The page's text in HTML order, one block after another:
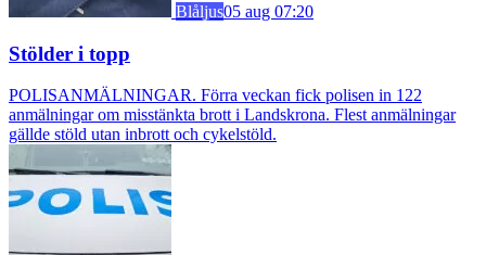
Blåljus05 aug 07:20
Stölder i topp
POLISANMÄLNINGAR. Förra veckan fick polisen in 122
anmälningar om misstänkta brott i Landskrona. Flest anmälningar
gällde stöld utan inbrott och cykelstöld.